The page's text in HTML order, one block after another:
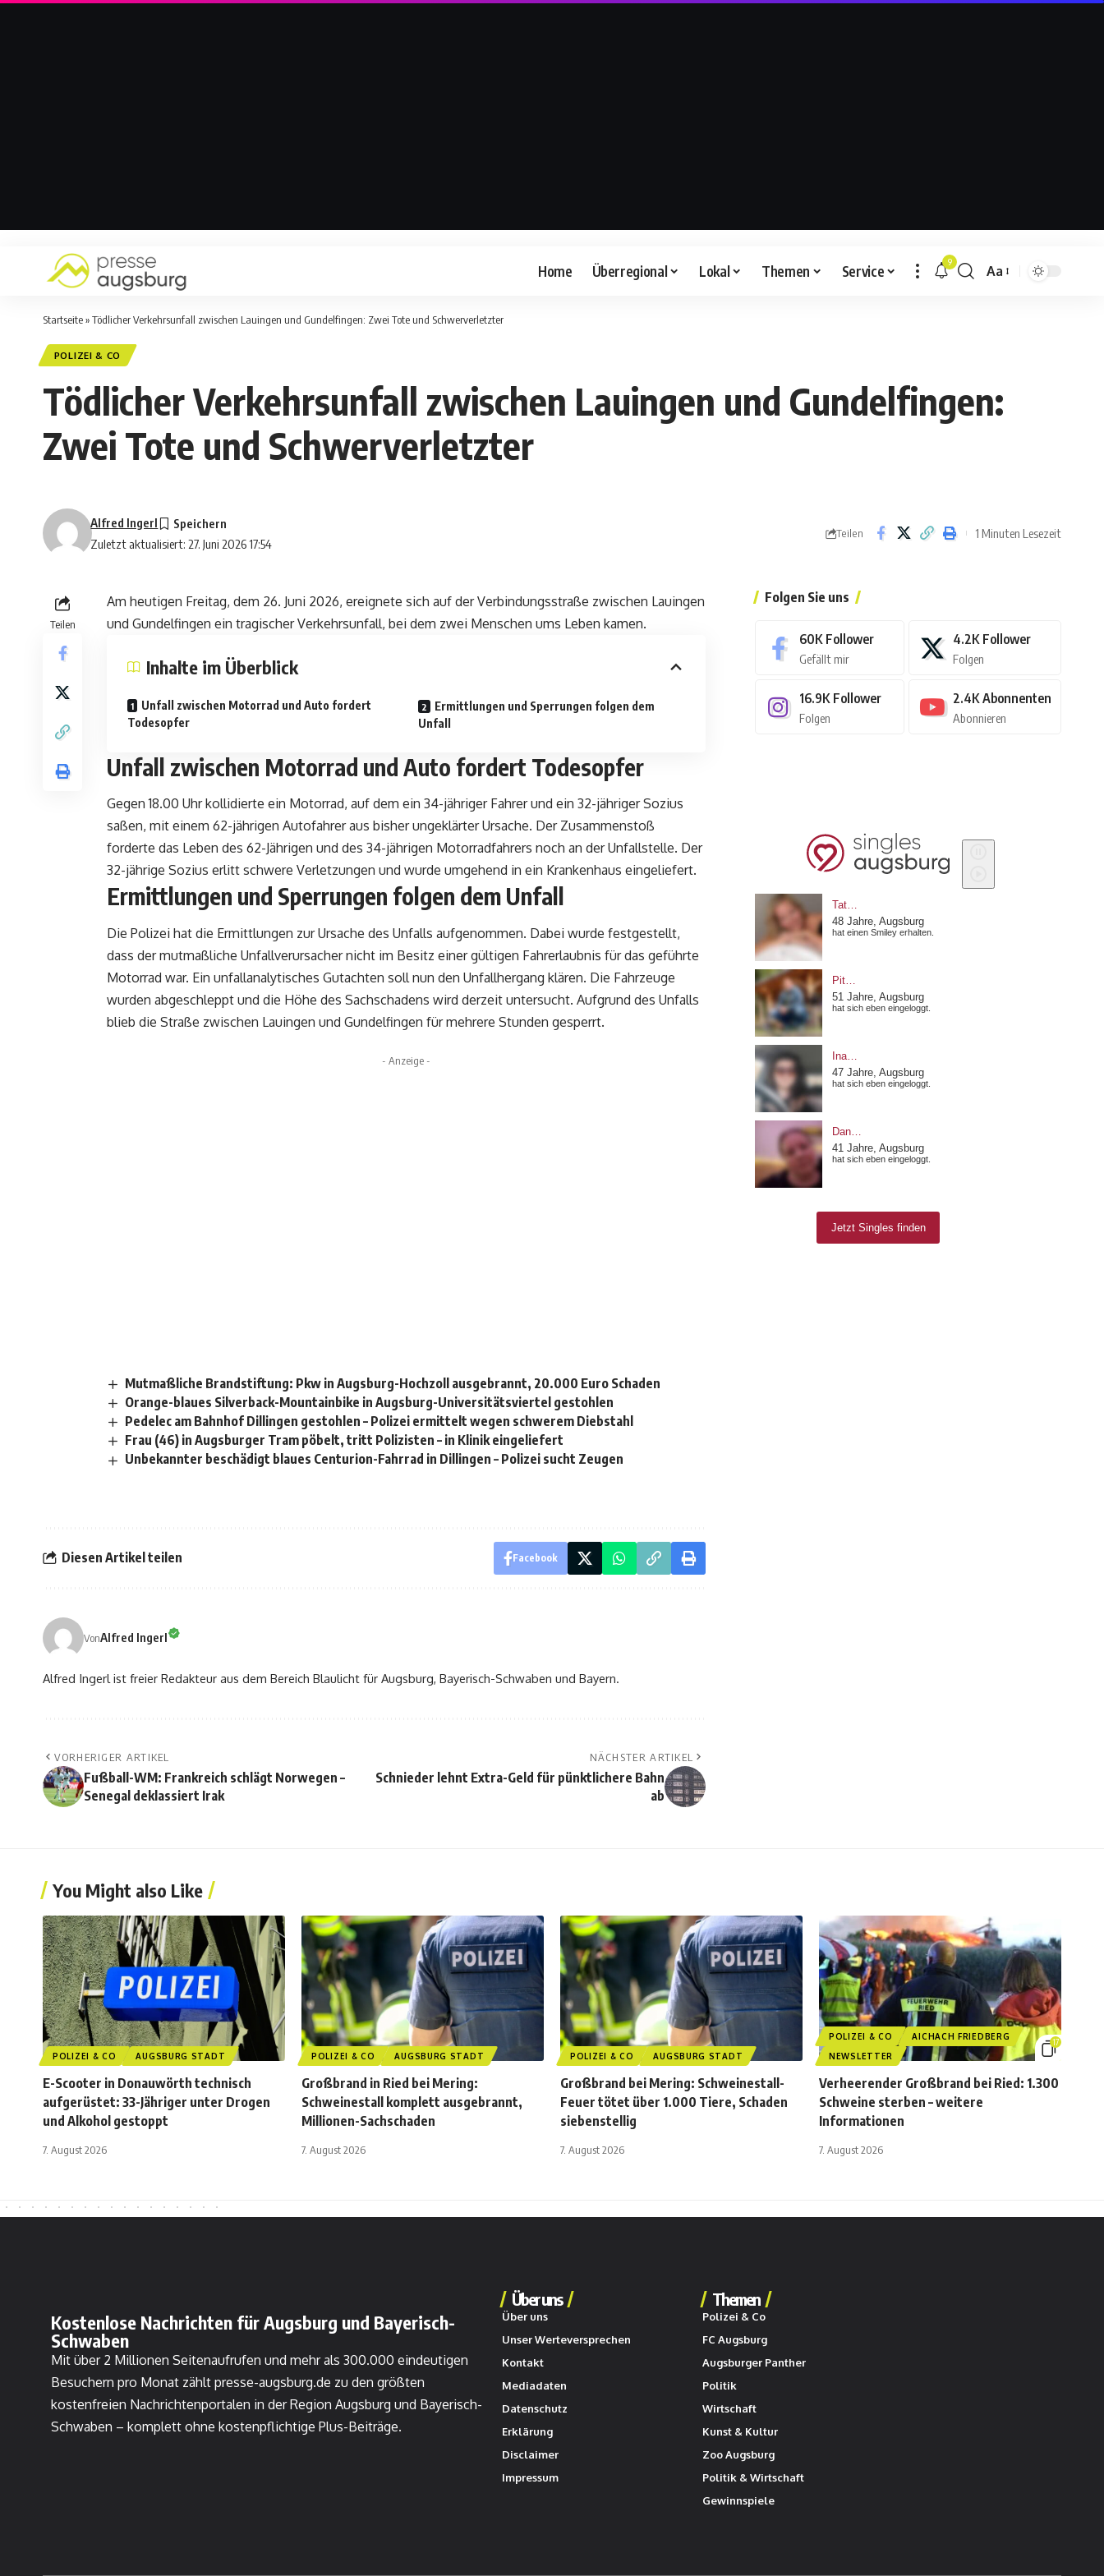
Home Überregional Lokal Themen Service 9
Aa
Startseite»Tödlicher Verkehrsunfall zwischen Lauingen und Gundelfingen: Zwei Tote und Schwerverletzter
POLIZEI & CO
Tödlicher Verkehrsunfall zwischen Lauingen und Gundelfingen:
Zwei Tote und Schwerverletzter
Zuletzt aktualisiert: 27. Juni 2026 17:54
Alfred Ingerl
Teilen 1 Minuten Lesezeit
Teilen
Am heutigen Freitag, dem 26. Juni 2026, ereignete sich auf der Verbindungsstraße zwischen Lauingen
und Gundelfingen ein tragischer Verkehrsunfall, bei dem zwei Menschen ums Leben kamen.
Inhalte im Überblick
Unfall zwischen Motorrad und Auto fordert
Todesopfer
Ermittlungen und Sperrungen folgen dem
Unfall
Unfall zwischen Motorrad und Auto fordert Todesopfer
Gegen 18.00 Uhr kollidierte ein Motorrad, auf dem ein 34-jähriger Fahrer und ein 32-jähriger Sozius
saßen, mit einem 62-jährigen Autofahrer aus bisher ungeklärter Ursache. Der Zusammenstoß
forderte das Leben des 62-Jährigen und des 34-jährigen Motorradfahrers noch an der Unfallstelle. Der
32-jährige Sozius erlitt schwere Verletzungen und wurde umgehend in ein Krankenhaus eingeliefert.
Ermittlungen und Sperrungen folgen dem Unfall
Die Polizei hat die Ermittlungen zur Ursache des Unfalls aufgenommen. Dabei wurde festgestellt,
dass der mutmaßliche Unfallverursacher nicht im Besitz einer gültigen Fahrerlaubnis für das geführte
Motorrad war. Ein unfallanalytisches Gutachten soll nun den Unfallhergang klären. Die Fahrzeuge
wurden abgeschleppt und die Höhe des Sachschadens wird derzeit untersucht. Aufgrund des Unfalls
blieb die Straße zwischen Lauingen und Gundelfingen für mehrere Stunden gesperrt.
- Anzeige -
Mutmaßliche Brandstiftung: Pkw in Augsburg-Hochzoll ausgebrannt, 20.000 Euro Schaden
Orange-blaues Silverback-Mountainbike in Augsburg-Universitätsviertel gestohlen
Pedelec am Bahnhof Dillingen gestohlen – Polizei ermittelt wegen schwerem Diebstahl
Frau (46) in Augsburger Tram pöbelt, tritt Polizisten – in Klinik eingeliefert
Unbekannter beschädigt blaues Centurion-Fahrrad in Dillingen – Polizei sucht Zeugen
Diesen Artikel teilen Facebook
VonAlfred Ingerl
Alfred Ingerl ist freier Redakteur aus dem Bereich Blaulicht für Augsburg, Bayerisch-Schwaben und Bayern.
VORHERIGER ARTIKEL
Fußball-WM: Frankreich schlägt Norwegen –
Senegal deklassiert Irak
NÄCHSTER ARTIKEL
Schnieder lehnt Extra-Geld für pünktlichere Bahn
ab
Folgen Sie uns
60K Follower
Gefällt mir
4.2K Follower
Folgen
16.9K Follower
Folgen
2.4K Abonnenten
Abonnieren
You Might also Like
POLIZEI & CO AUGSBURG STADT
E-Scooter in Donauwörth technisch
aufgerüstet: 33-Jähriger unter Drogen
und Alkohol gestoppt
7. August 2026
POLIZEI & CO AUGSBURG STADT
Großbrand in Ried bei Mering:
Schweinestall komplett ausgebrannt,
Millionen-Sachschaden
7. August 2026
POLIZEI & CO AUGSBURG STADT
Großbrand bei Mering: Schweinestall-
Feuer tötet über 1.000 Tiere, Schaden
siebenstellig
7. August 2026
17
POLIZEI & CO
AICHACH FRIEDBERG
NEWSLETTER
Verheerender Großbrand bei Ried: 1.300
Schweine sterben – weitere
Informationen
7. August 2026
Kostenlose Nachrichten für Augsburg und Bayerisch-
Schwaben
Mit über 2 Millionen Seitenaufrufen und mehr als 300.000 eindeutigen
Besuchern pro Monat zählt presse-augsburg.de zu den größten
kostenfreien Nachrichtenportalen in der Region Augsburg und Bayerisch-
Schwaben – komplett ohne kostenpflichtige Plus-Beiträge.
Über uns
Über uns
Unser Werteversprechen
Kontakt
Mediadaten
Datenschutz
Erklärung
Disclaimer
Impressum
Themen
Polizei & Co
FC Augsburg
Augsburger Panther
Politik
Wirtschaft
Kunst & Kultur
Zoo Augsburg
Politik & Wirtschaft
Gewinnspiele